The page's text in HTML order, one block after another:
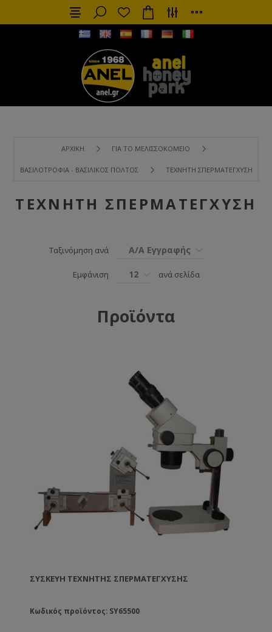
ΑΡΧΙΚΉ ΓΙΑ ΤΟ ΜΕΛΙΣΣΟΚΟΜΕΊΟ
ΒΑΣΙΛΟΤΡΟΦΊΑ - ΒΑΣΙΛΙΚΌΣ ΠΟΛΤΌΣ ΤΕΧΝΗΤΉ ΣΠΕΡΜΑΤΈΓΧΥΣΗ
ΤΕΧΝΗΤΉ ΣΠΕΡΜΑΤΈΓΧΥΣΗ
Ταξινόμηση ανά Α/Α Εγγραφής
Εμφάνιση 12 ανά σελίδα
Προϊόντα
ΣΥΣΚΕΥΉ ΤΕΧΝΗΤΉΣ ΣΠΕΡΜΑΤΈΓΧΥΣΗΣ
Κωδικός προϊόντος: SY65500